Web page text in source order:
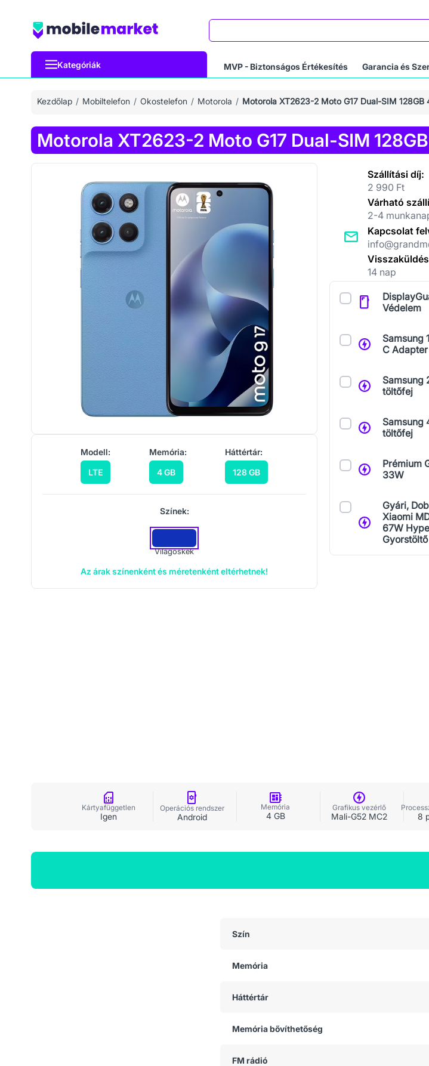
Kategóriák MVP - Biztonságos Értékesítés Garancia és
Kezdőlap Mobiltelefon Okostelefon Motorola Motorola XT2623-2 Moto G17 Dual-SIM 128GB
Motorola XT2623-2 Moto G17 Dual-SIM
Modell:
LTE
Memória:
4 GB
Háttértár:
128 GB
Színek:
Világoskék
Az árak színenként és méretenként eltérhetnek!
Szállítási díj:
2 990 Ft
Várható
2-4
Kapcsolat
14 nap
Kiegészítők
Védelem
Samsung
C
Samsung
töltőfej
Samsung
töltőfej
Prémium
33W
Gyári,
Xiaomi
67W
Kártyafüggetlen
Igen
Operációs rendszer
Android
Memória
4 GB
Grafikus vezérlő
Mali-G52 MC2 8
Szín
Memória
Háttértár
Memória bővíthetőség
FM rádió